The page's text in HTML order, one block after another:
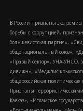
В России признаны
борьбы с коррупцией,
большевистская партия»,
общенациональный союз»,
«Правый сектор», УНА-УНСО,
дивижн», «Меджлис
общероссийская
Признаны
Кавказ», «Исламское